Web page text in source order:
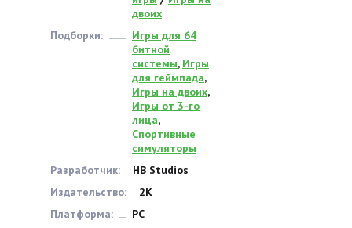
двоих
Подборки:
Игры для 64
битной
системы, Игры
для геймпада,
Игры на двоих,
Игры от 3-го
лица,
Спортивные
симуляторы
Разработчик:
HB Studios
Издательство:
2K
Платформа:
PC